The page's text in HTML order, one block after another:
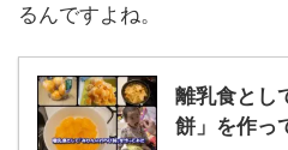
るんですよね。
離乳食とし
餅」を作っ